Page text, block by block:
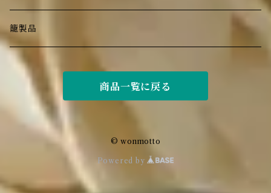
花器
洗面用品
book
家具
カトラリー
オブジェ
植栽
エプロン
バッグ
籠製品
商品一覧に戻る
© wonmotto
Powered by